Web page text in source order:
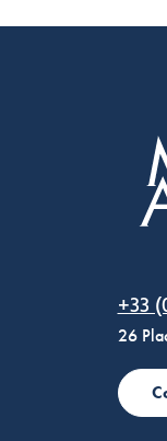
+33
26